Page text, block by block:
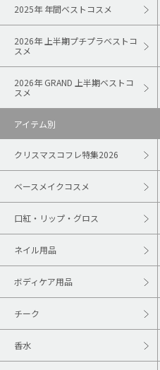
2025年 年間ベストコスメ
2026年 上半期プチプラベストコ
スメ
2026年 GRAND 上半期ベストコ
スメ
アイテム別
クリスマスコフレ特集2026
ベースメイクコスメ
口紅・リップ・グロス
ネイル用品
ボディケア用品
チーク
香水